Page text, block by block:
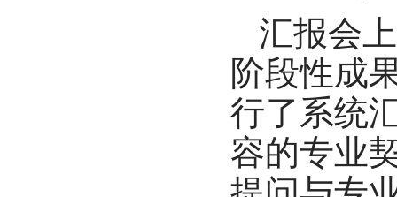
汇报会
阶段性成
行了系统
容的专业